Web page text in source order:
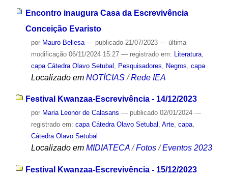
Encontro inaugura Casa da Escrevivência
Conceição Evaristo
por Mauro Bellesa — publicado21/07/2023 — última
modificação06/11/2024 15:27 — registrado em: Literatura,
capa Cátedra Olavo Setubal
Pesquisadores Negros capa
Localizado em NOTÍCIAS /Rede IEA
Festival Kwanzaa-Escrevivência - 14/12/2023
por Maria Leonor de Calasans — publicado02/01/2024 —
registrado em: capa Cátedra Olavo Setubal , Arte, capa,
Cátedra Olavo Setubal
Localizado em MIDIATECA /Fotos /Eventos 2023
Festival Kwanzaa-Escrevivência - 15/12/2023